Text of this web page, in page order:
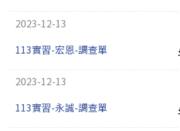
系友回娘家
English
2023-12-13
113實習-宏恩-調查單
2023-12-13
113實習-永誠-調查單